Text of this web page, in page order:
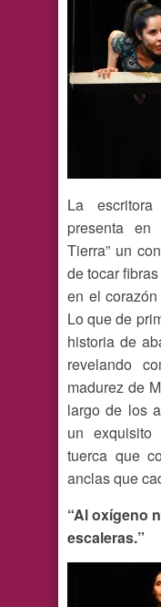
La
presenta
Tierra” un
de tocar
en el
Lo que de
historia de
revelando
madurez de
largo de los
un
tuerca que
anclas que
“Al oxígeno
escaleras.”